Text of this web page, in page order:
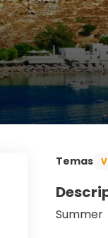
Temas
Summer